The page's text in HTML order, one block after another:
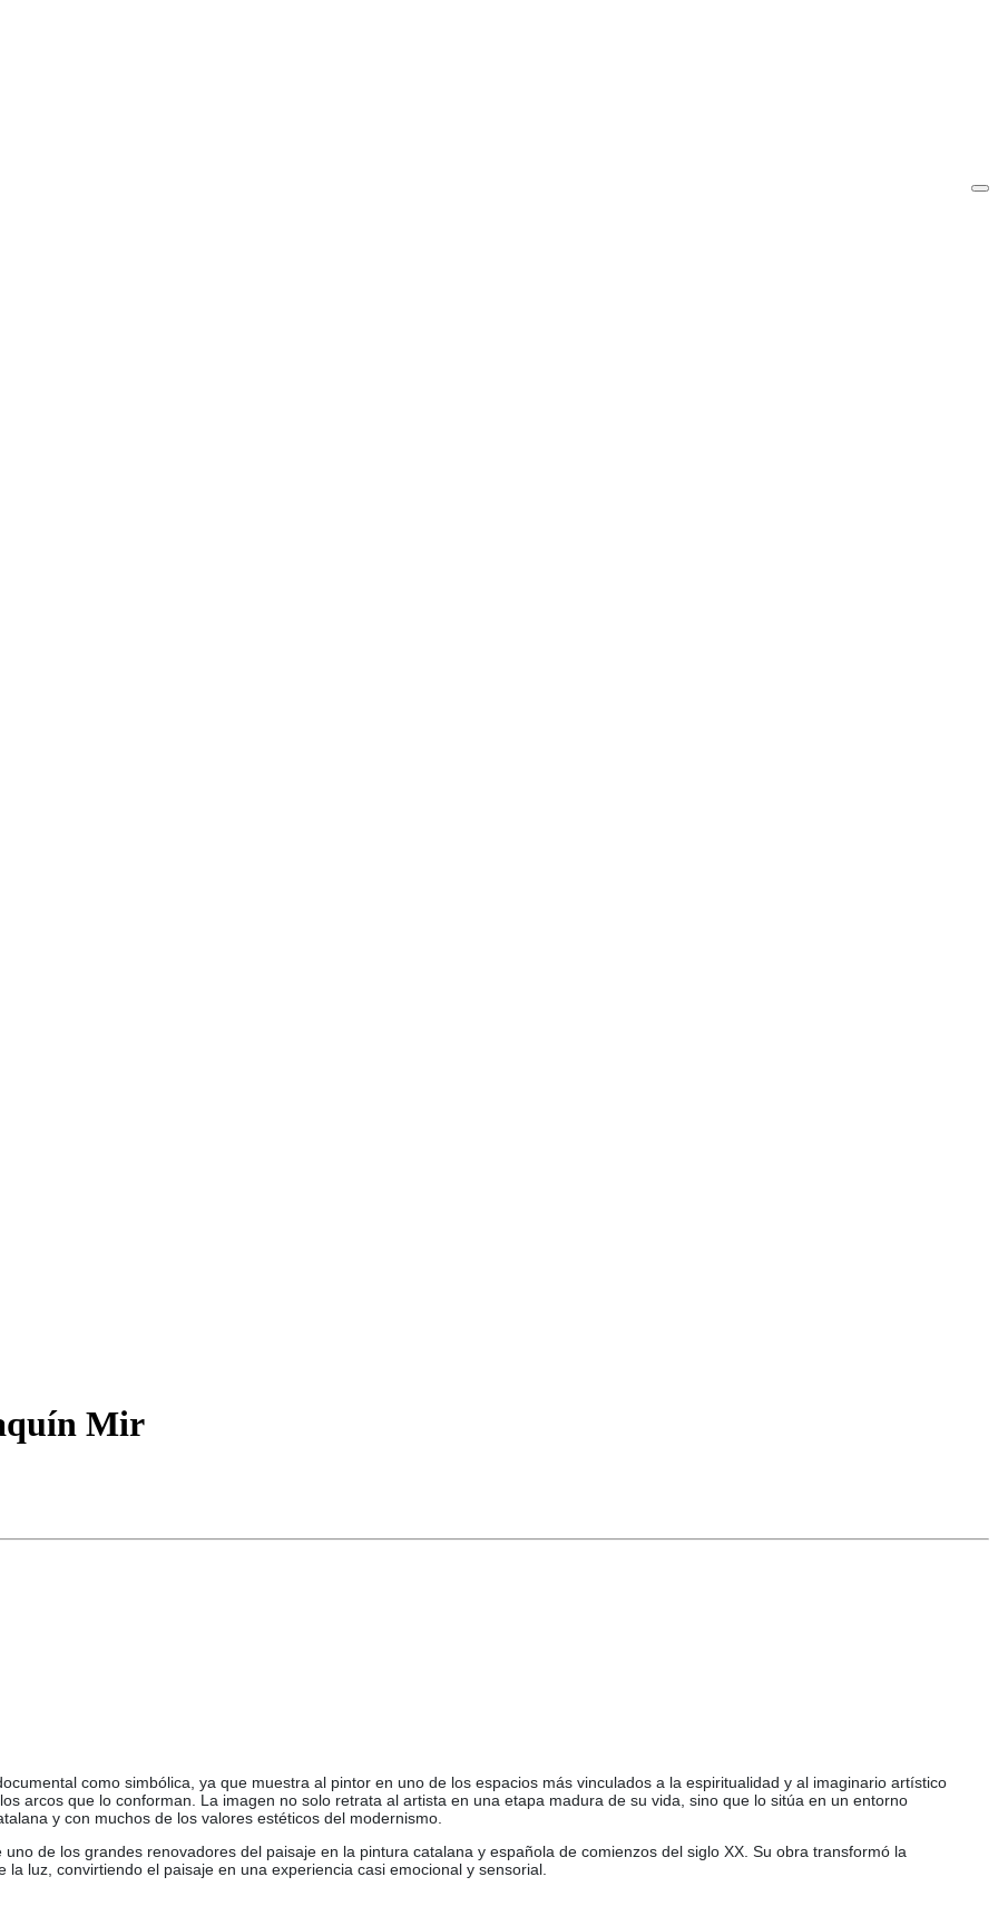
Mir
como simbólica, ya que muestra al pintor en uno de los espacios más vinculados a la espiritualidad y al imaginario artístico
arcos que lo conforman. La imagen no solo retrata al artista en una etapa madura de su vida, sino que lo sitúa en un entorno
y con muchos de los valores estéticos del modernismo.
de los grandes renovadores del paisaje en la pintura catalana y española de comienzos del siglo XX. Su obra transformó la
luz, convirtiendo el paisaje en una experiencia casi emocional y sensorial.